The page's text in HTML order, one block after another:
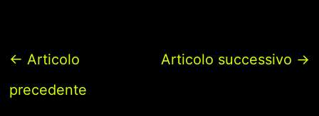
← Articolo
precedente
Articolo successivo →